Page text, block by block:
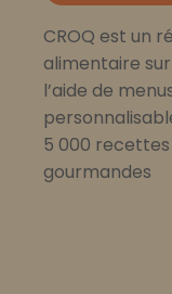
CROQ est un
alimentaire
l’aide de
5 000 recettes
gourmandes